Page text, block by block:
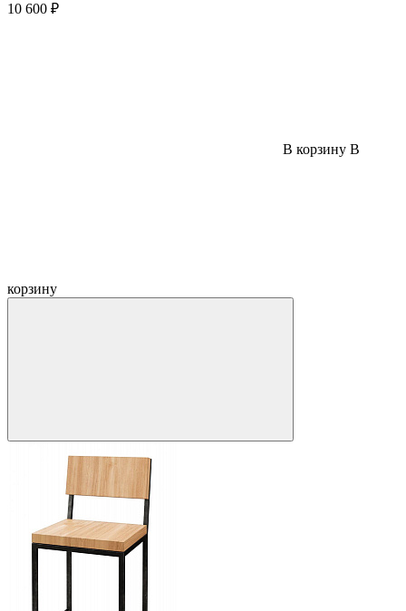
10 600 ₽
В корзину В
корзину